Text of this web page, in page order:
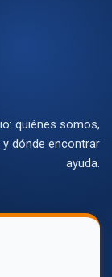
quiénes somos,
dónde encontrar
ayuda.